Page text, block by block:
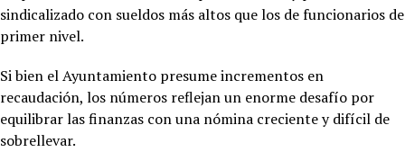
sindicalizado con sueldos más altos que los de funcionarios de
primer nivel.
Si bien el Ayuntamiento presume incrementos en
recaudación, los números reflejan un enorme desafío por
equilibrar las finanzas con una nómina creciente y difícil de
sobrellevar.